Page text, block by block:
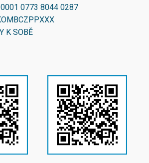
0773 8044 0287
K SOBĚ